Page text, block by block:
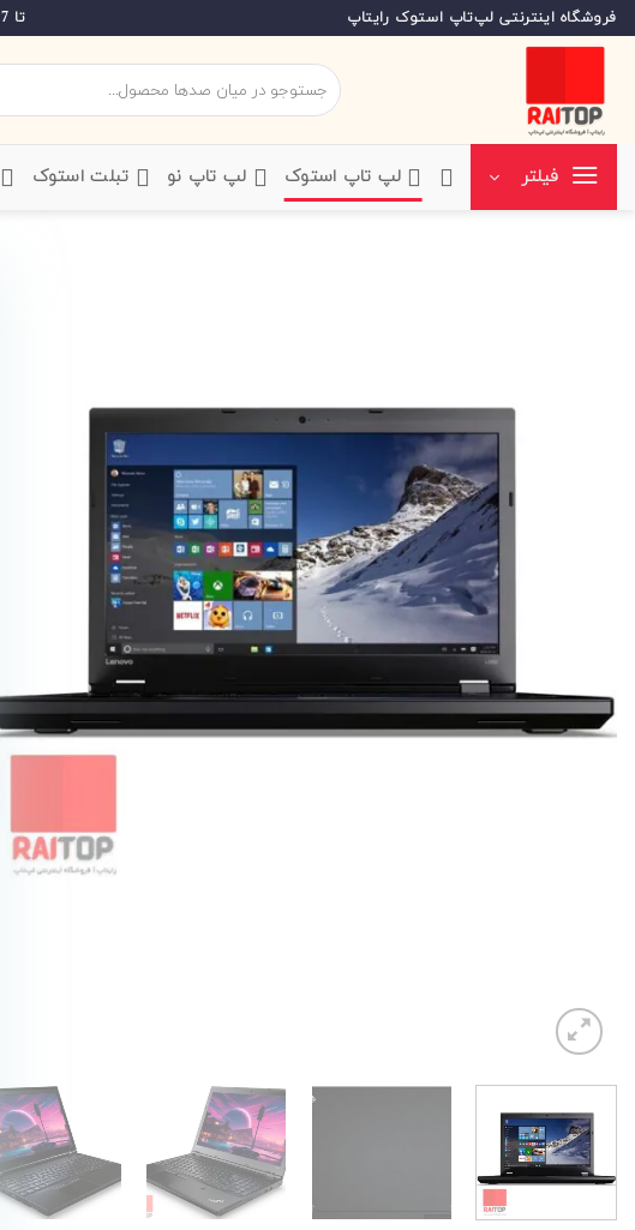
Skip
to
فروشگاه اینترنتی لپ‌تاپ استوک رایتاپ تا 7 روز مهلت تست بی قید و شرط و دوماه گارانتی رایگان
جستجو
برای:
فیلتر ‌لپ تاپ استوک ‌لپ تاپ نو ‌ تبلت استوک